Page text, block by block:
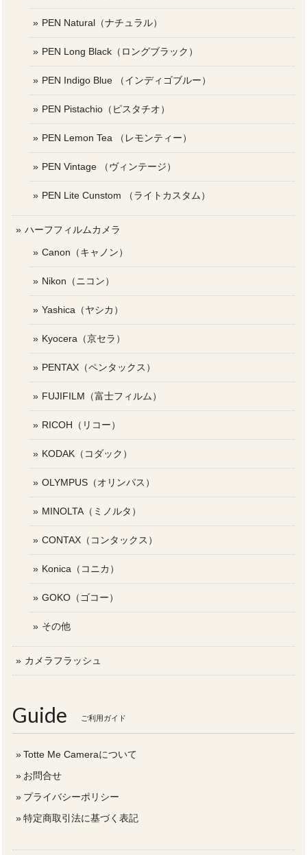
PEN Natural（ナチュラル）
PEN Long Black（ロングブラック）
PEN Indigo Blue （インディゴブルー）
PEN Pistachio（ピスタチオ）
PEN Lemon Tea （レモンティー）
PEN Vintage （ヴィンテージ）
PEN Lite Cunstom （ライトカスタム）
ハーフフィルムカメラ
Canon（キャノン）
Nikon（ニコン）
Yashica（ヤシカ）
Kyocera（京セラ）
PENTAX（ペンタックス）
FUJIFILM（富士フィルム）
RICOH（リコー）
KODAK（コダック）
OLYMPUS（オリンパス）
MINOLTA（ミノルタ）
CONTAX（コンタックス）
Konica（コニカ）
GOKO（ゴコー）
その他
カメラフラッシュ
Guide ご利用ガイド
Totte Me Cameraについて
お問合せ
プライバシーポリシー
特定商取引法に基づく表記